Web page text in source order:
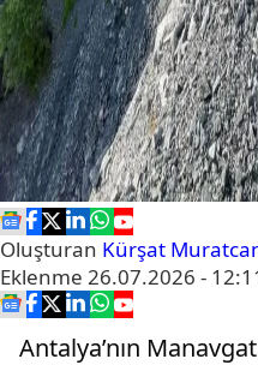
Oluşturan Kürşat Muratcan
Eklenme 26.07.2026 -
Antalya’nın